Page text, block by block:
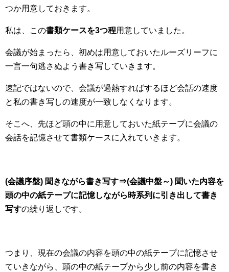
つか用意しておきます。
私は、この書類ケースを3つ程用意していました。
会議が始まったら、初めは用意しておいたルーズリーフに
一言一句逃さぬよう書き写していきます。
速記ではないので、会議が過熱すればするほど会話の速度
と私の書き写しの速度が一致しなくなります。
そこへ、先ほど頭の中に用意しておいた紙テープに会議の
会話を記憶させて書類ケースに入れていきます。
(会議序盤) 聞きながら書き写す⇒(会議中盤～) 聞いた内容を
頭の中の紙テープに記憶しながら時系列に引き出して書き
写すの繰り返しです。
つまり、現在の会議の内容を頭の中の紙テープに記憶させ
ていきながら、頭の中の紙テープから少し前の内容を書き